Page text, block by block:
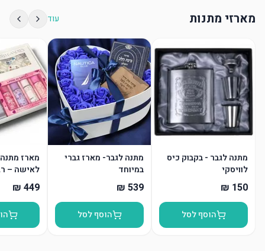
מארזי מתנות עוד
מתנה לגבר - בקבוק כיס
לוויסקי
הוסף לסל
מתנה לגבר- מארז גברי
במיוחד
הוסף לסל
מארז
לאישה –
וטיפוח